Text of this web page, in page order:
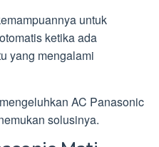
untuk
ketika ada
yang mengalami
AC Panasonic
solusinya.